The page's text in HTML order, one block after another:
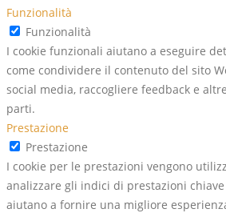
Funzionalità
Funzionalità
I cookie funzionali aiutano a eseguire
come condividere il contenuto del sito
social media, raccogliere feedback e
parti.
Prestazione
Prestazione
I cookie per le prestazioni vengono
analizzare gli indici di prestazioni
aiutano a fornire una migliore